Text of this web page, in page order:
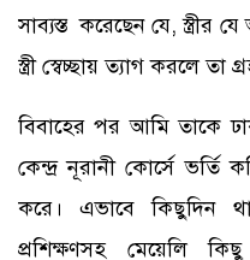
সাব্যস্ত করেছেন যে, স্ত্রীর
স্ত্রী স্বেচ্ছায় ত্যাগ করলে তা
বিবাহের পর আমি তাকে
কেন্দ্র নূরানী কোর্সে ভর্তি
করে। এভাবে কিছুদিন
প্রশিক্ষণসহ মেয়েলি